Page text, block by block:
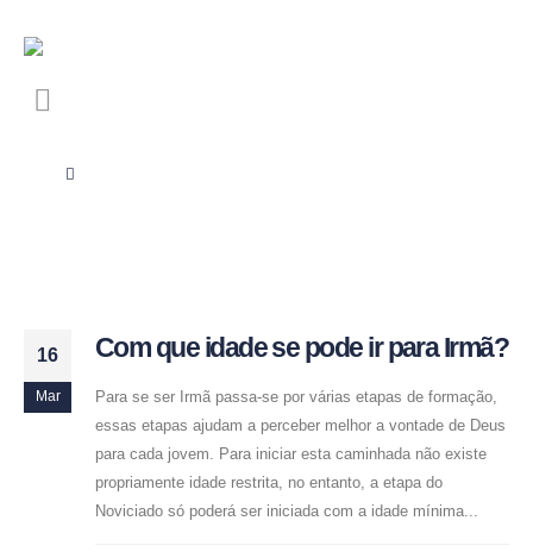
16
Mar
Com que idade se pode ir para Irmã?
Para se ser Irmã passa-se por várias etapas de formação,
essas etapas ajudam a perceber melhor a vontade de Deus
para cada jovem. Para iniciar esta caminhada não existe
propriamente idade restrita, no entanto, a etapa do
Noviciado só poderá ser iniciada com a idade mínima...